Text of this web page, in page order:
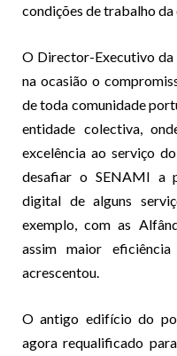
condições de trabalho
O Director-Executivo
na ocasião o
de toda comunidade
entidade colectiva,
excelência ao serviço
desafiar o SENAMI a
digital de alguns
exemplo, com as
assim maior
acrescentou.
O antigo edifício do
agora requalificado